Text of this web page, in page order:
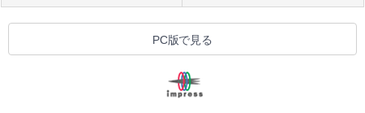
PC版で見る